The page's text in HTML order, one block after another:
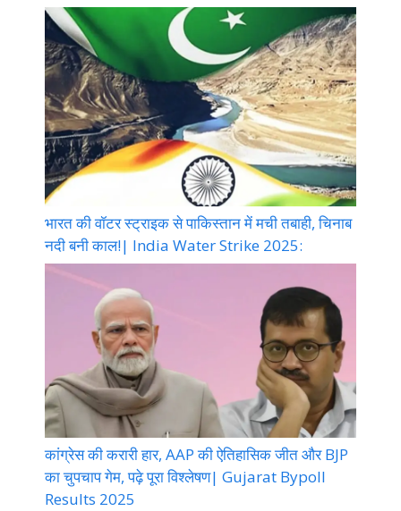
भारत की वॉटर स्ट्राइक से पाकिस्तान में मची तबाही, चिनाब
नदी बनी काल!| India Water Strike 2025:
कांग्रेस की करारी हार, AAP की ऐतिहासिक जीत और BJP
का चुपचाप गेम, पढ़े पूरा विश्लेषण| Gujarat Bypoll
Results 2025